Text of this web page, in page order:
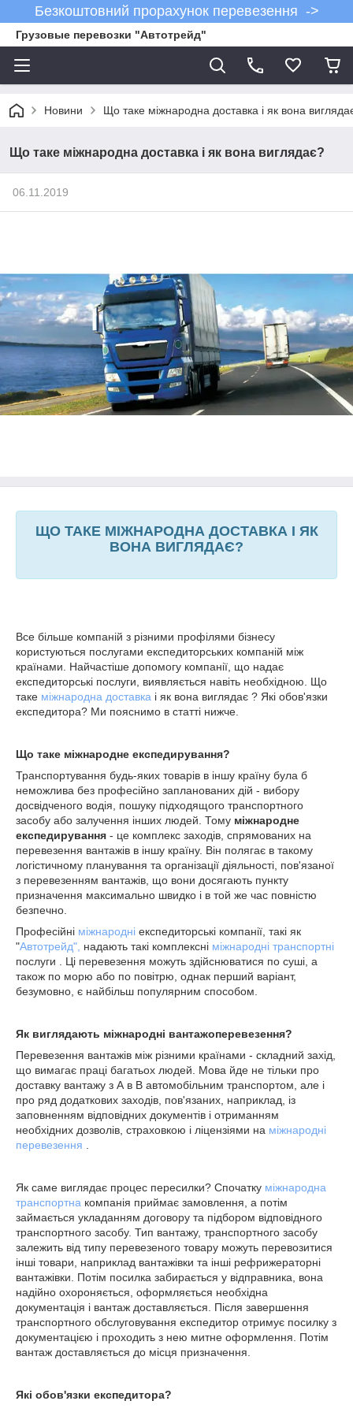
Безкоштовний прорахунок перевезення ->
Грузовые перевозки "Автотрейд"
Новини Що таке міжнародна доставка і як вона
Що таке міжнародна доставка і як вона виглядає?
06.11.2019
ЩО ТАКЕ МІЖНАРОДНА ДОСТАВКА І ЯК
ВОНА ВИГЛЯДАЄ?
Все більше компаній з різними профілями бізнесу
користуються послугами експедиторських компаній між
країнами. Найчастіше допомогу компанії, що надає
експедиторські послуги, виявляється навіть необхідною. Що
таке міжнародна доставка і як вона виглядає ? Які обов'язки
експедитора? Ми пояснимо в статті нижче.
Що таке міжнародне експедирування?
Транспортування будь-яких товарів в іншу країну була б
неможлива без професійно запланованих дій - вибору
досвідченого водія, пошуку підходящого транспортного
засобу або залучення інших людей. Тому міжнародне
експедирування - це комплекс заходів, спрямованих на
перевезення вантажів в іншу країну. Він полягає в такому
логістичному планування та організації діяльності, пов'язаної
з перевезенням вантажів, що вони досягають пункту
призначення максимально швидко і в той же час повністю
безпечно.
Професійні міжнародні експедиторські компанії, такі як
"Автотрейд", надають такі комплексні міжнародні транспортні
послуги . Ці перевезення можуть здійснюватися по суші, а
також по морю або по повітрю, однак перший варіант,
безумовно, є найбільш популярним способом.
Як виглядають міжнародні вантажоперевезення?
Перевезення вантажів між різними країнами - складний захід,
що вимагає праці багатьох людей. Мова йде не тільки про
доставку вантажу з А в В автомобільним транспортом, але і
про ряд додаткових заходів, пов'язаних, наприклад, із
заповненням відповідних документів і отриманням
необхідних дозволів, страховкою і ліцензіями на міжнародні
перевезення
Як саме виглядає процес пересилки? Спочатку міжнародна
транспортна компанія приймає замовлення, а потім
займається укладанням договору та підбором відповідного
транспортного засобу. Тип вантажу, транспортного засобу
залежить від типу перевезеного товару можуть перевозитися
інші товари, наприклад вантажівки та інші рефрижераторні
вантажівки. Потім посилка забирається у відправника, вона
надійно охороняється, оформляється необхідна
документація і вантаж доставляється. Після завершення
транспортного обслуговування експедитор отримує посилку з
документацією і проходить з нею митне оформлення. Потім
вантаж доставляється до місця призначення.
Які обов'язки експедитора?